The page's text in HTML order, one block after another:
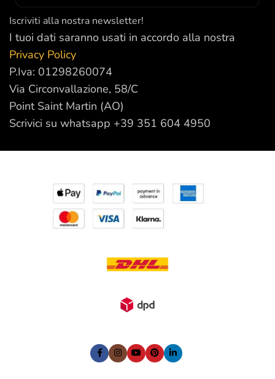
Iscriviti alla nostra newsletter!
I tuoi dati saranno usati in accordo alla nostra
Privacy Policy
P.Iva: 01298260074
Via Circonvallazione, 58/C
Point Saint Martin (AO)
Scrivici su whatsapp +39 351 604 4950